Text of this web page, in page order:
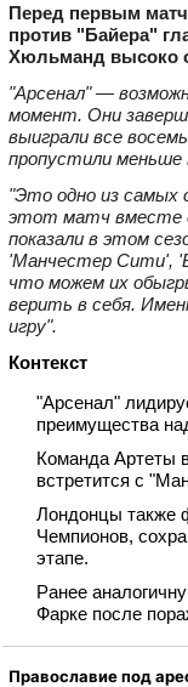
Перед первым
против "Байера"
Хюльманд высоко
"Арсенал" —
момент. Они
выиграли все
пропустили меньше
"Это одно из самых
этот матч вместе
показали в этом
'Манчестер Сити',
что можем их
верить в себя.
игру".
Контекст
"Арсенал"
преимущества
Команда Артеты
встретится с
Лондонцы также
Чемпионов,
этапе.
Ранее
Фарке после
Православие под